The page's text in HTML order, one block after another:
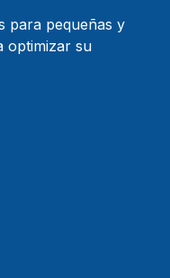
para pequeñas y
optimizar su